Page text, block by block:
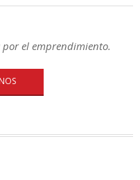
el emprendimiento.